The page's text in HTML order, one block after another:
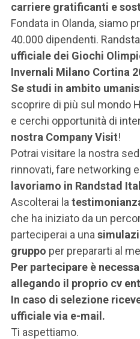
ACCEDI A CLOUDMAIL
carriere gratificanti e
Fondata in Olanda, siamo
40.000 dipendenti.
ufficiale dei Giochi
Invernali Milano Cortina
Se studi in ambito
scoprire di più sul mondo
e cerchi opportunità di
nostra Company Visit!
Potrai visitare la nostra
rinnovati, fare networking
lavoriamo in Randstad
Ascolterai la
che ha iniziato da un
parteciperai a una
gruppo per prepararti al
Per partecipare è
allegando il proprio cv
In caso di selezione
ufficiale via e-mail.
Ti aspettiamo.